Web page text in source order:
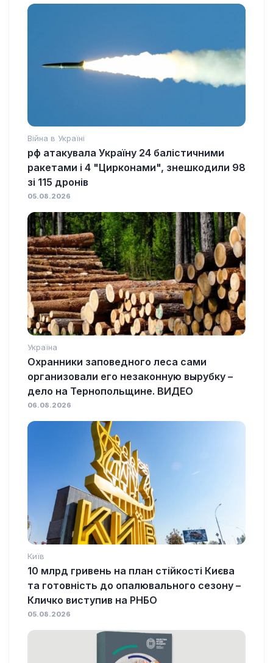
Війна в Україні
рф атакувала Україну 24 балістичними
ракетами і 4 "Цирконами", знешкодили 98
зі 115 дронів
05.08.2026
Україна
Охранники заповедного леса сами
организовали его незаконную вырубку –
дело на Тернопольщине. ВИДЕО
06.08.2026
Київ
10 млрд гривень на план стійкості Києва
та готовність до опалювального сезону –
Кличко виступив на РНБО
05.08.2026